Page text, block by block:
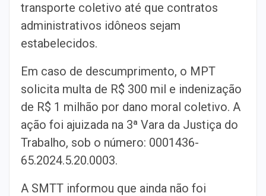
transporte coletivo até que contratos
administrativos idôneos sejam
estabelecidos.
Em caso de descumprimento, o MPT
solicita multa de R$ 300 mil e indenização
de R$ 1 milhão por dano moral coletivo. A
ação foi ajuizada na 3ª Vara da Justiça do
Trabalho, sob o número: 0001436-
65.2024.5.20.0003.
A SMTT informou que ainda não foi